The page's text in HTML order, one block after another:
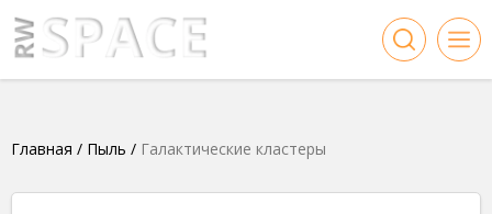
Главная / Пыль / Галактические кластеры